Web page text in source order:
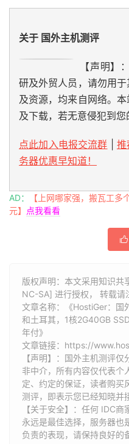
关于 国外主机测评
【声明】
研及外贸人员，请勿用
及资源，均来自网络。
及下载，若无意侵犯到您
点此加入电报交流群
推
务器优惠早知道！
AD：
【上网哪家强，搬瓦工
元】
点我看看

版权声明：本文采用知识
NC-SA] 进行授权， 转载请
文章名称：《HostiGer：国
和土耳其，1核2G40GB
年付》
文章链接： https://
【声明】：国外主机测评
非中介，所有内容仅代表个
定、约定的保证，读者购买
测评，即表示您已经知晓并
【关于安全】：任何 IDC
永远是最佳选择，服务器也
负责的表现，请保持良好的